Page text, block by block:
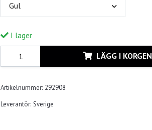
Gul
I lager
LÄGG I KORGEN
Artikelnummer: 292908
Leverantör: Sverige